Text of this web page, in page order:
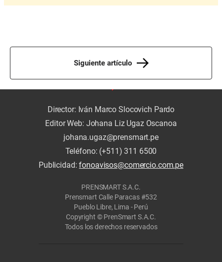
Siguiente artículo
Director: Iván Marco Slocovich Pardo
Editor Web: Johana Liz Ugaz Oscanoa
johana.ugaz@prensmart.pe
Teléfono: (+511) 311 6500
Publicidad:fonoavisos@comercio.com.pe
PRENSMART S.A.C.
Prensmart Calle Paracas #532
Pueblo Libre, Lima - Perú
Copyright © PrenSmart S.A.C.
Todos los derechos reservados